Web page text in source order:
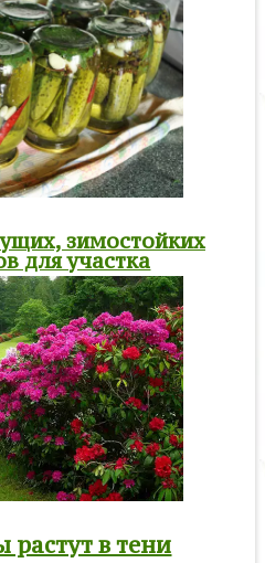
зимостойких
для участка
растут в тени